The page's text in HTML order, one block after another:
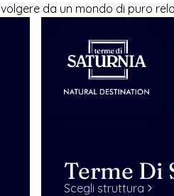
da un mondo di puro
Terme Di
Scegli struttura